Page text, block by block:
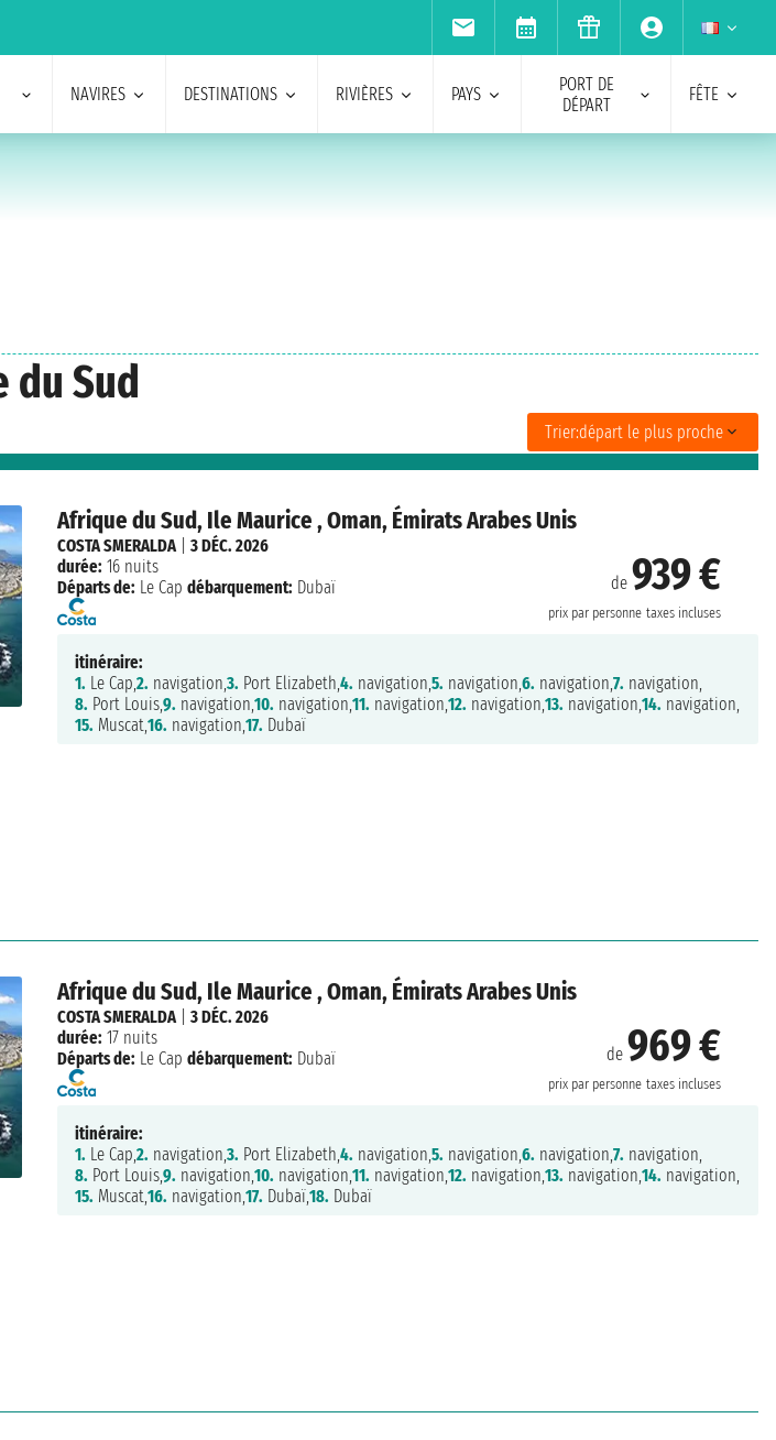
NAVIRES DESTINATIONS RIVIÈRES PAYS
PORT DE
DÉPART
FÊTE
du Sud
Trier:départ le plus proche
Afrique du Sud, Ile Maurice , Oman, Émirats Arabes Unis
de 939 €
prix par personne taxes incluses
COSTA SMERALDA| 3 DÉC. 2026
durée: 16 nuits
Départs de: Le Cap débarquement: Dubaï
itinéraire:
1. Le Cap,2. navigation,3. Port Elizabeth,4. navigation,5. navigation,6. navigation,7. navigation,
8. Port Louis,9. navigation,10. navigation,11. navigation,12. navigation,13. navigation,14. navigation,
15. Muscat,16. navigation,17. Dubaï
Afrique du Sud, Ile Maurice , Oman, Émirats Arabes Unis
de 969 €
prix par personne taxes incluses
COSTA SMERALDA| 3 DÉC. 2026
durée: 17 nuits
Départs de: Le Cap débarquement: Dubaï
itinéraire:
1. Le Cap,2. navigation,3. Port Elizabeth,4. navigation,5. navigation,6. navigation,7. navigation,
8. Port Louis,9. navigation,10. navigation,11. navigation,12. navigation,13. navigation,14. navigation,
15. Muscat,16. navigation,17. Dubaï,18. Dubaï